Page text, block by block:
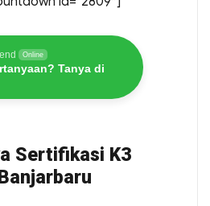
Online
Tanya di
Sertifikasi K3